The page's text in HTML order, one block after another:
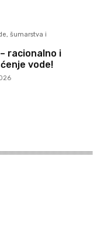
šumarstva i
racionalno i
vode!